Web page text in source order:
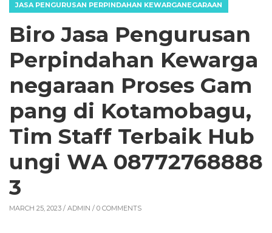
JASA PENGURUSAN PERPINDAHAN KEWARGANEGARAAN
Biro Jasa Pengurusan
Perpindahan Kewarga
negaraan Proses Gam
pang di Kotamobagu,
Tim Staff Terbaik Hub
ungi WA 08772768888
3
MARCH 25, 2023 / ADMIN / 0 COMMENTS